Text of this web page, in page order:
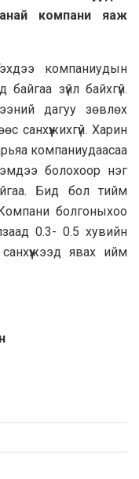
компани яаж
компаниудын
зүйл байхгүй.
дагуу зөвлөх
санхүүжихгүй. Харин
компаниудаасаа
болохоор нэг
Бид бол тийм
болгоныхоо
0.3- 0.5 хувийн
явах ийм